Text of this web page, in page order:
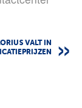
VALT IN